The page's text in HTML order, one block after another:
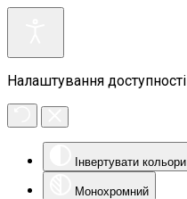
Налаштування доступності
Інвертувати кольори
Монохромний